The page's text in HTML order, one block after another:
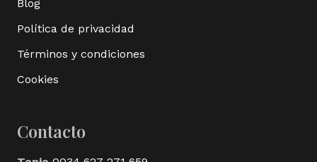
Blog
Política de privacidad
Términos y condiciones
Cookies
Contacto